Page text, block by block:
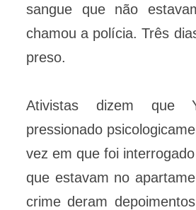
sangue que não
chamou a polícia. Três
preso.
Ativistas dizem que
pressionado
vez em que foi
que estavam no
crime deram